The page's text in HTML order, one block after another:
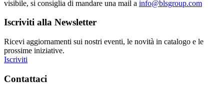
visibile, si consiglia di mandare una mail a info@blsgroup.com
Iscriviti alla Newsletter
Ricevi aggiornamenti sui nostri eventi, le novità in catalogo e le
prossime iniziative.
Iscriviti
Contattaci